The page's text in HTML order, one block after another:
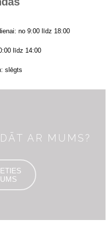
no 9:00 līdz 18:00
līdz 14:00
slēgts
AR MUMS?